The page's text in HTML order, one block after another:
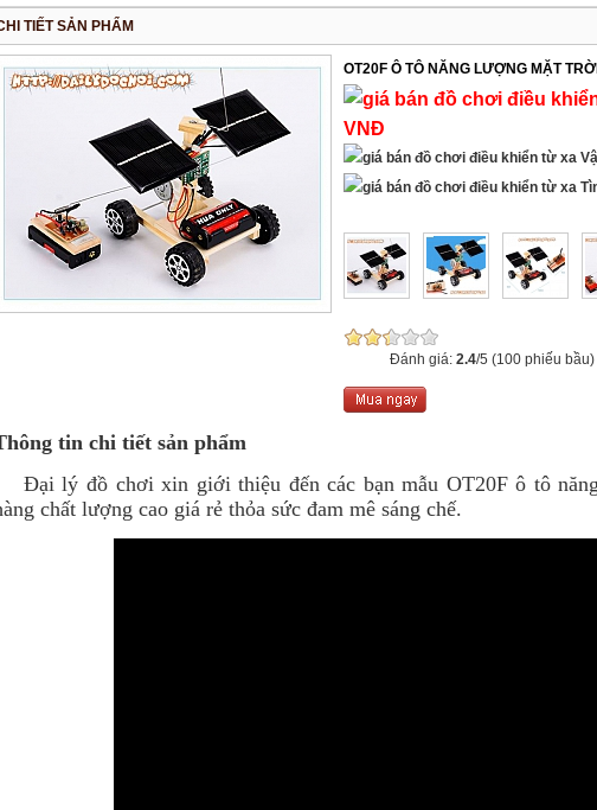
TIẾT SẢN PHẨM
OT20F Ô TÔ NĂNG LƯỢNG MẶT
VNĐ
Đánh giá: 2.4/5 (100 phiếu bầu)
tin chi tiết sản phẩm
Đại lý đồ chơi xin giới thiệu đến các bạn mẫu OT20F ô tô
chất lượng cao giá rẻ thỏa sức đam mê sáng chế.